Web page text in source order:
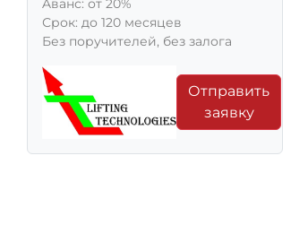
Aванс: от 20%
Срок: до 120 месяцев
Без поручителей, без залога
Отправить
заявку